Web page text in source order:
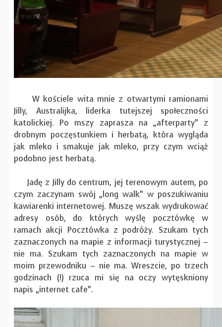
W kościele wita mnie z otwartymi ramionami
Jilly, Australijka, liderka tutejszej społeczności
katolickiej. Po mszy zaprasza na „afterparty” z
drobnym poczęstunkiem i herbatą, która wygląda
jak mleko i smakuje jak mleko, przy czym wciąż
podobno jest herbatą.
Jadę z Jilly do centrum, jej terenowym autem, po
czym zaczynam swój „long walk” w poszukiwaniu
kawiarenki internetowej. Muszę wszak wydrukować
adresy osób, do których wyślę pocztówkę w
ramach akcji Pocztówka z podróży. Szukam tych
zaznaczonych na mapie z informacji turystycznej –
nie ma. Szukam tych zaznaczonych na mapie w
moim przewodniku – nie ma. Wreszcie, po trzech
godzinach (!) rzuca mi się na oczy wytęskniony
napis „internet cafe”.